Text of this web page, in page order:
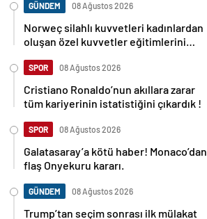
GÜNDEM 08 Ağustos 2026
Norweç silahlı kuvvetleri kadınlardan
oluşan özel kuvvetler eğitimlerini
SPOR 08 Ağustos 2026
Cristiano Ronaldo’nun akıllara zarar
tüm kariyerinin istatistiğini çıkardık !
SPOR 08 Ağustos 2026
Galatasaray’a kötü haber! Monaco’dan
flaş Onyekuru kararı.
GÜNDEM 08 Ağustos 2026
Trump’tan seçim sonrası ilk mülakat